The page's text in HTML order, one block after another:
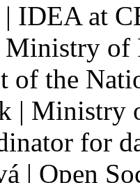
IDEA at
of
of the
| Ministry
for
| Open